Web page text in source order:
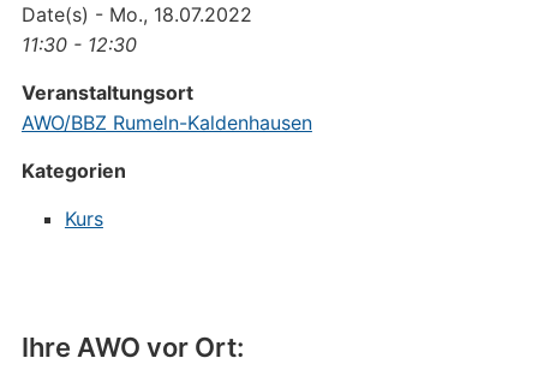
Ihre AWO vor Ort:
Date(s) - Mo., 18.07.2022
11:30 - 12:30
Veranstaltungsort
AWO/BBZ Rumeln-Kaldenhausen
Kategorien
Kurs